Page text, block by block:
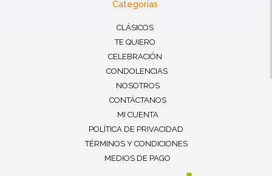
Categorías
CLÁSICOS
TE QUIERO
CELEBRACIÓN
CONDOLENCIAS
NOSOTROS
CONTÁCTANOS
MI CUENTA
POLÍTICA DE PRIVACIDAD
TÉRMINOS Y CONDICIONES
MEDIOS DE PAGO